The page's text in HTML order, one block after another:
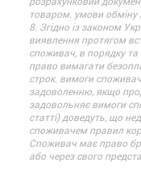
товаром. умови обміну
8. Згідно із законом
виявлення протягом
споживач, в порядку та
право вимагати
строк. вимоги
задоволенню, якщо
задовольняє вимоги
статті) доведуть, що
споживачем правил
Споживач має право
або через свого